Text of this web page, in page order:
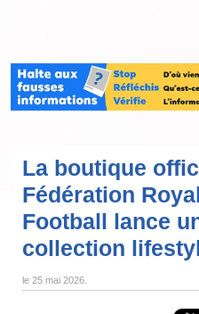
La boutique
Fédération
Football lance
collection
le 25 mai 2026